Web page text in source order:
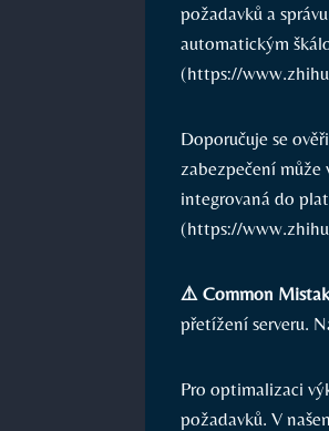
požadavků a
automatickým
(https://
Doporučuje se
zabezpečení
integrovaná ⁣do
(https://
⚠️ Common
přetížení ⁤serveru.
Pro optimalizaci
požadavků. V